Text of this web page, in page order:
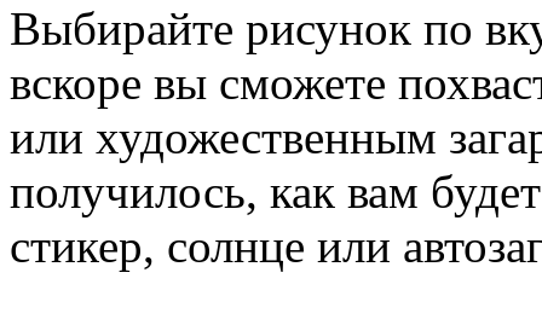
Выбирайте рисунок по
вскоре вы сможете
или художественным
получилось, как вам
стикер, солнце или